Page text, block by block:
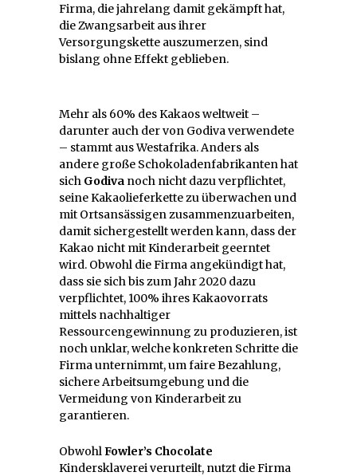
Firma, die jahrelang damit gekämpft hat,
die Zwangsarbeit aus ihrer
Versorgungskette auszumerzen, sind
bislang ohne Effekt geblieben.
Mehr als 60% des Kakaos weltweit –
darunter auch der von Godiva verwendete
– stammt aus Westafrika. Anders als
andere große Schokoladenfabrikanten hat
sich Godiva noch nicht dazu verpflichtet,
seine Kakaolieferkette zu überwachen und
mit Ortsansässigen zusammenzuarbeiten,
damit sichergestellt werden kann, dass der
Kakao nicht mit Kinderarbeit geerntet
wird. Obwohl die Firma angekündigt hat,
dass sie sich bis zum Jahr 2020 dazu
verpflichtet, 100% ihres Kakaovorrats
mittels nachhaltiger
Ressourcengewinnung zu produzieren, ist
noch unklar, welche konkreten Schritte die
Firma unternimmt, um faire Bezahlung,
sichere Arbeitsumgebung und die
Vermeidung von Kinderarbeit zu
garantieren.
ObwohlFowler’s Chocolate
Kindersklaverei verurteilt, nutzt die Firma